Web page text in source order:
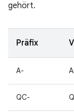
gehört.
Präfix
A-
QC-